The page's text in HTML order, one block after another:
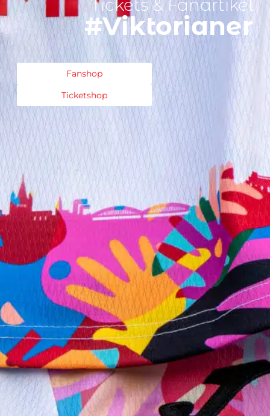
Tickets & Fanartikel
#Viktorianer
Fanshop
Ticketshop